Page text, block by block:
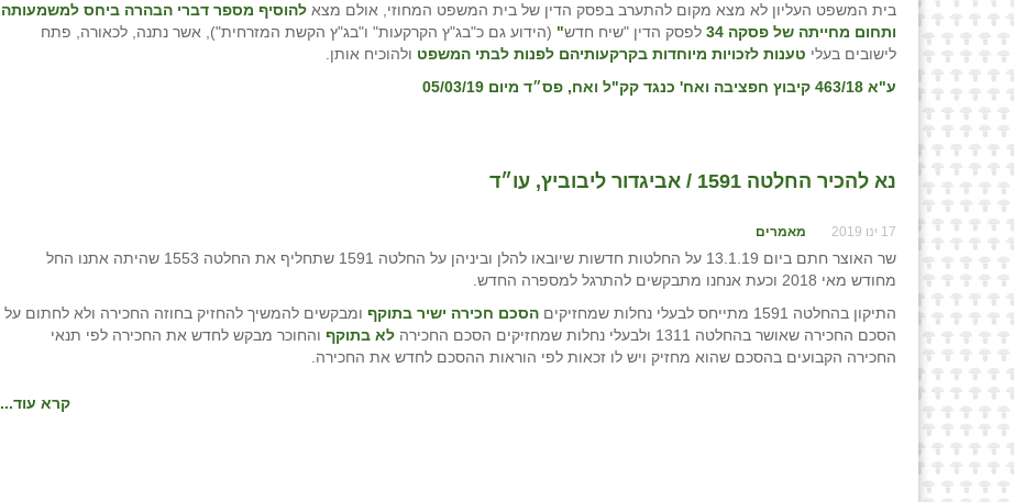
בית המשפט העליון לא מצא מקום להתערב בפסק הדין של בית המשפט המחוזי, אולם מצא להוסיף מספר דברי הבהרה ביחס למשמעותה
ותחום מחייתה של פסקה 34
לפסק הדין "שיח חדש" (הידוע גם כ"בג"ץ הקרקעות" ו"בג"ץ הקשת המזרחית"), אשר נתנה, לכאורה, פתח
לישובים בעלי טענות לזכויות מיוחדות בקרקעותיהם לפנות לבתי המשפט ולהוכיח אותן.
ע"א 463/18 קיבוץ חפציבה ואח' כנגד קק"ל ואח, פס״ד מיום 05/03/19
נא להכיר החלטה 1591 / אביגדור ליבוביץ, עו״ד
17 ינו 2019 מאמרים
שר האוצר חתם ביום 13.1.19 על החלטות חדשות שיובאו להלן וביניהן על החלטה 1591 שתחליף את החלטה 1553 שהיתה אתנו החל
מחודש מאי 2018 וכעת אנחנו מתבקשים להתרגל למספרה החדש.
התיקון בהחלטה 1591 מתייחס לבעלי נחלות שמחזיקים
הסכם חכירה ישיר בתוקף ומבקשים להמשיך להחזיק בחוזה החכירה ולא לחתום על
הסכם החכירה שאושר בהחלטה 1311 ולבעלי נחלות שמחזיקים הסכם החכירה
לא בתוקף והחוכר מבקש לחדש את החכירה לפי תנאי
החכירה הקבועים בהסכם שהוא מחזיק ויש לו זכאות לפי הוראות ההסכם לחדש את החכירה.
קרא עוד...